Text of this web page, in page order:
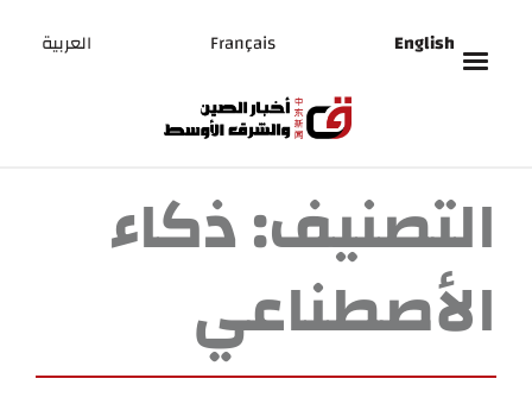
English
Français العربية
التصنيف:ذكاء
الأصطناعي